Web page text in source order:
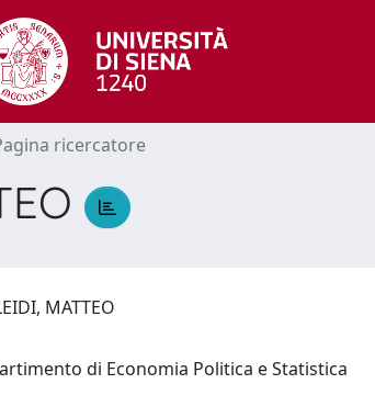
ricercatore
MATTEO
di Economia Politica e Statistica